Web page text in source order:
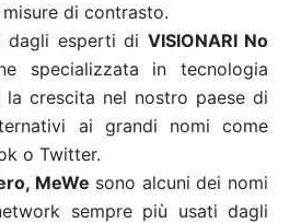
di contrasto.
dagli esperti di VISIONARI No
specializzata in tecnologia
crescita nel nostro paese di
ai grandi nomi come
o Twitter.
MeWe sono alcuni dei nomi
sempre più usati dagli